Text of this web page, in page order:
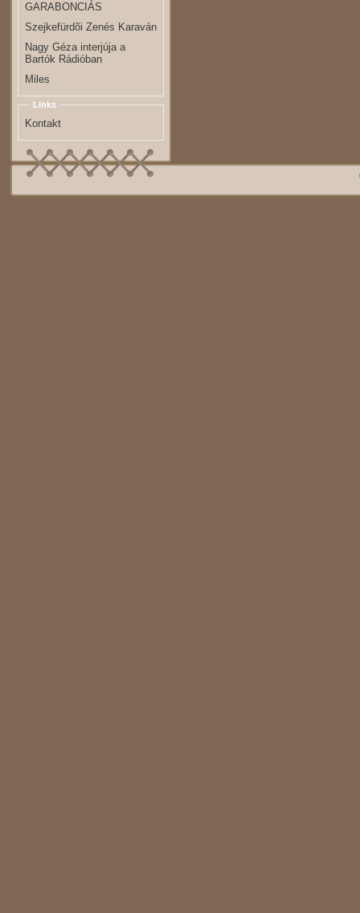
GARABONCIÁS
Szejkefürdõi Zenés Karaván
Nagy Géza interjúja a
Bartók Rádióban
Miles
Links
Kontakt